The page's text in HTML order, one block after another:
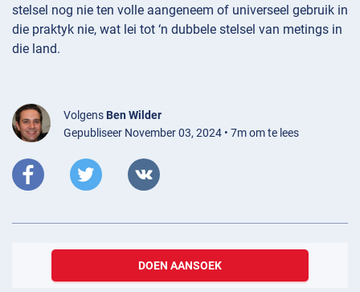
stelsel nog nie ten volle aangeneem of universeel gebruik in
die praktyk nie, wat lei tot ‘n dubbele stelsel van metings in
die land.
Volgens Ben Wilder
Gepubliseer November 03, 2024 • 7m om te lees
DOEN AANSOEK